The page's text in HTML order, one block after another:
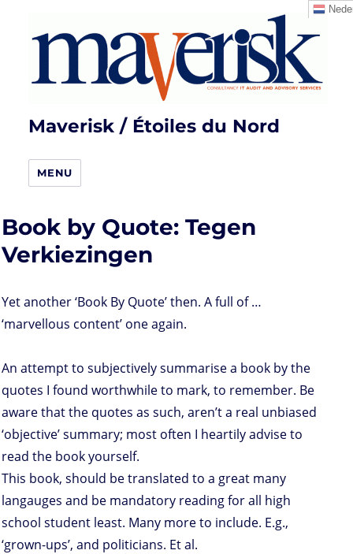
Maverisk / Étoiles du Nord
MENU
Book by Quote: Tegen
Verkiezingen
Yet another ‘Book By Quote’ then. A full of …
‘marvellous content’ one again.
An attempt to subjectively summarise a book by the
quotes I found worthwhile to mark, to remember. Be
aware that the quotes as such, aren’t a real unbiased
‘objective’ summary; most often I heartily advise to
read the book yourself.
This book, should be translated to a great many
langauges and be mandatory reading for all high
school student least. Many more to include. E.g.,
‘grown-ups’, and politicians. Et al.